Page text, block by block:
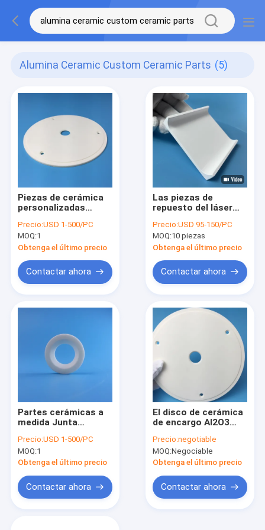
Alumina Ceramic Custom Ceramic Parts (5)
Piezas de cerámica
personalizadas
Paso Hoja de
cerámica de alúmina
perforada
Precio:USD 1-500/PC
MOQ:1
Obtenga el último precio
Contactar ahora
Las piezas de
repuesto del láser
de placas cerámicas
Precio:USD 95-150/PC
MOQ:10 piezas
Obtenga el último precio
Contactar ahora
Partes cerámicas a
medida Junta
temperatura para
máquinas redondas
Precio:USD 1-500/PC
MOQ:1
Obtenga el último precio
Contactar ahora
El disco de cerámica
de encargo Al2O3
utiliza en el equipo
de alta temperatura
Precio:negotiable
MOQ:Negociable
Obtenga el último precio
Contactar ahora